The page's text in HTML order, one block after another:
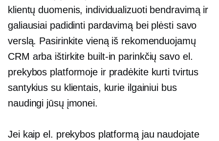
klientų duomenis, individualizuoti bendravimą ir
galiausiai padidinti pardavimą bei plėsti savo
verslą. Pasirinkite vieną iš rekomenduojamų
CRM arba ištirkite built-in parinkčių savo el.
prekybos platformoje ir pradėkite kurti tvirtus
santykius su klientais, kurie ilgainiui bus
naudingi jūsų įmonei.
Jei kaip el. prekybos platformą jau naudojate